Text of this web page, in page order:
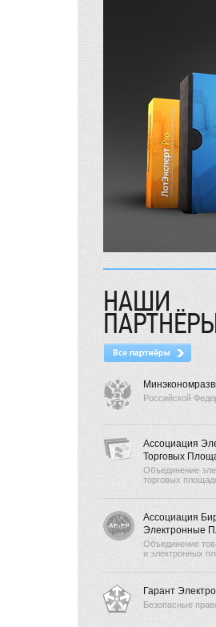
НАШИ
Российской
Ассоциация
Торговых
Объединение
торговых
Ассоциация
Электронные
Объединение
и электронных
Гарант
Безопасные